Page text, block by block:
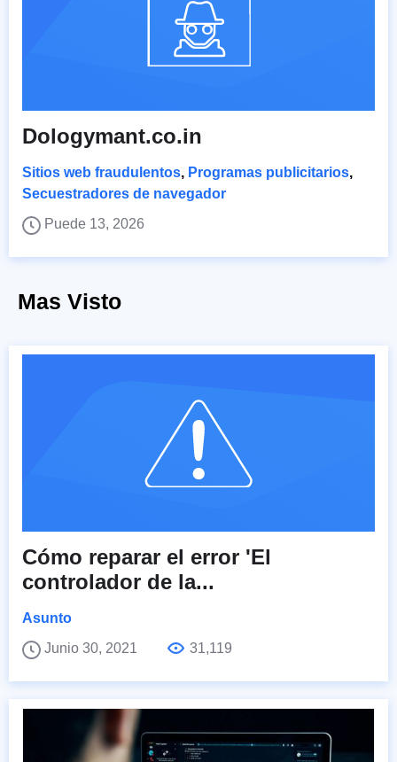
Dologymant.co.in
Sitios web fraudulentos, Programas publicitarios,
Secuestradores de navegador
Puede 13, 2026
Mas Visto
Cómo reparar el error 'El
controlador de la...
Asunto
Junio 30, 2021
31,119